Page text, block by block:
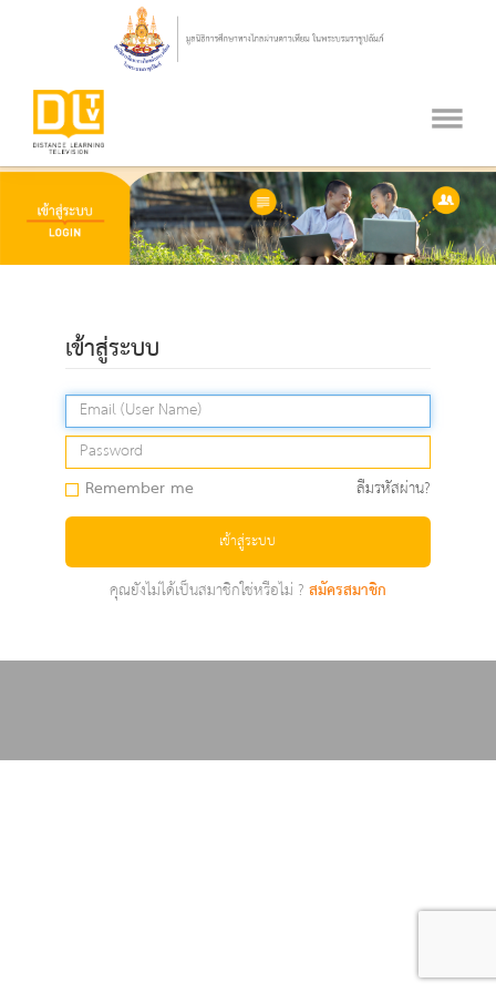
เข้าสู่ระบบ
Remember me ลืมรหัสผ่าน?
เข้าสู่ระบบ
คุณยังไม่ได้เป็นสมาชิกใช่หรือไม่ ?สมัครสมาชิก